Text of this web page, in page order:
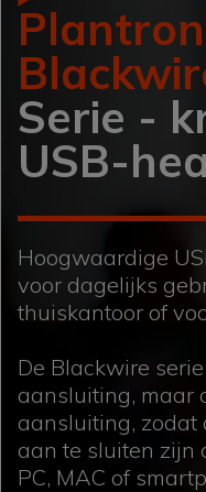
Serie -
USB-
Hoogwaardige
voor dagelijks
thuiskantoor of
De Blackwire
aansluiting, maar
aansluiting, zodat
aan te sluiten zijn
PC, MAC of